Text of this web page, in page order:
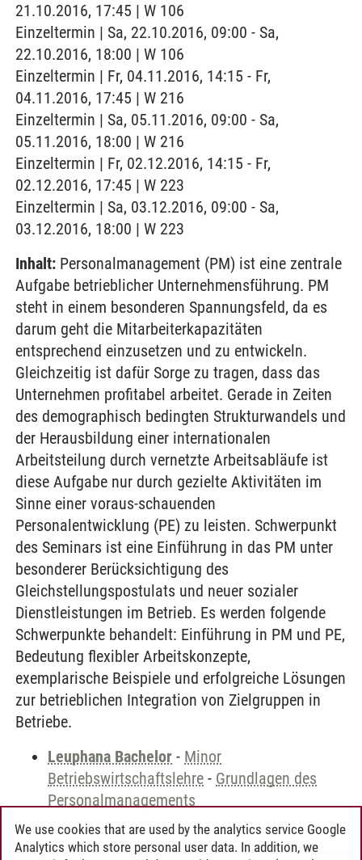
21.10.2016, 17:45 | W 106
Einzeltermin | Sa, 22.10.2016, 09:00 - Sa,
22.10.2016, 18:00 | W 106
Einzeltermin | Fr, 04.11.2016, 14:15 - Fr,
04.11.2016, 17:45 | W 216
Einzeltermin | Sa, 05.11.2016, 09:00 - Sa,
05.11.2016, 18:00 | W 216
Einzeltermin | Fr, 02.12.2016, 14:15 - Fr,
02.12.2016, 17:45 | W 223
Einzeltermin | Sa, 03.12.2016, 09:00 - Sa,
03.12.2016, 18:00 | W 223
Inhalt: Personalmanagement (PM) ist eine zentrale
Aufgabe betrieblicher Unternehmensführung. PM
steht in einem besonderen Spannungsfeld, da es
darum geht die Mitarbeiterkapazitäten
entsprechend einzusetzen und zu entwickeln.
Gleichzeitig ist dafür Sorge zu tragen, dass das
Unternehmen profitabel arbeitet. Gerade in Zeiten
des demographisch bedingten Strukturwandels und
der Herausbildung einer internationalen
Arbeitsteilung durch vernetzte Arbeitsabläufe ist
diese Aufgabe nur durch gezielte Aktivitäten im
Sinne einer voraus-schauenden
Personalentwicklung (PE) zu leisten. Schwerpunkt
des Seminars ist eine Einführung in das PM unter
besonderer Berücksichtigung des
Gleichstellungspostulats und neuer sozialer
Dienstleistungen im Betrieb. Es werden folgende
Schwerpunkte behandelt: Einführung in PM und PE,
Bedeutung flexibler Arbeitskonzepte,
exemplarische Beispiele und erfolgreiche Lösungen
zur betrieblichen Integration von Zielgruppen in
Betriebe.
Leuphana Bachelor - Minor
Betriebswirtschaftslehre - Grundlagen des
Personalmanagements
We use cookies that are used by the analytics service Google
Analytics which store personal user data. In addition, we